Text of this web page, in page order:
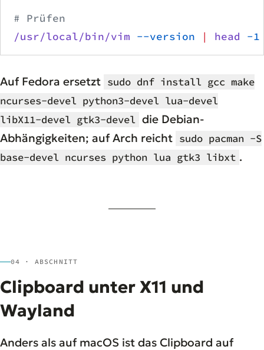
# Prüfen
/usr/local/bin/vim --version | head -1
Auf Fedora ersetzt sudo dnf install gcc make
ncurses-devel python3-devel lua-devel
libX11-devel gtk3-devel die Debian-
Abhängigkeiten; auf Arch reicht sudo pacman -S
base-devel ncurses python lua gtk3 libxt .
04 · ABSCHNITT
Clipboard unter X11 und
Wayland
Anders als auf macOS ist das Clipboard auf